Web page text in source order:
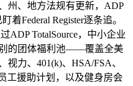
州、地方法规有更新，ADP
着Federal Register逐条追。
ADP TotalSource，中小企业
的团体福利池——覆盖全美
视力、401(k)、HSA/FSA、
工援助计划，以及健身房会